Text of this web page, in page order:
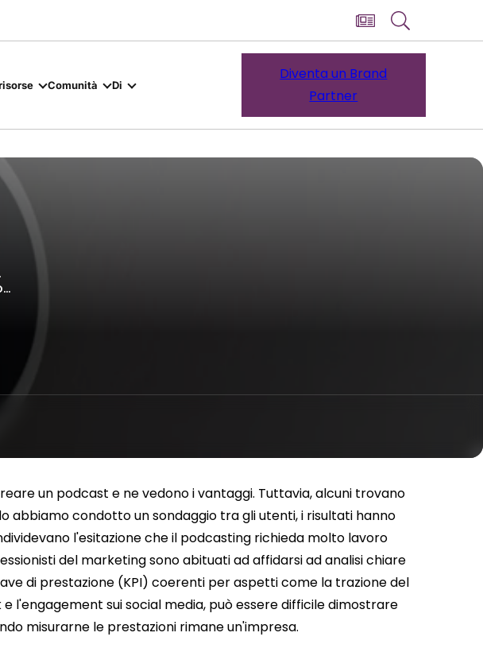
Comunità Di
Diventa un Brand
Partner
un podcast e ne vedono i vantaggi. Tuttavia, alcuni trovano
abbiamo condotto un sondaggio tra gli utenti, i risultati hanno
l'esitazione che il podcasting richieda molto lavoro
del marketing sono abituati ad affidarsi ad analisi chiare
di prestazione (KPI) coerenti per aspetti come la trazione del
l'engagement sui social media, può essere difficile dimostrare
misurarne le prestazioni rimane un'impresa.